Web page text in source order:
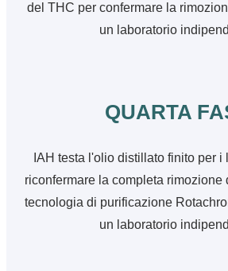
del THC per confermare la
un laboratorio
QUARTA
IAH testa l'olio distillato finito per
riconfermare la completa rimozione
tecnologia di purificazione
un laboratorio